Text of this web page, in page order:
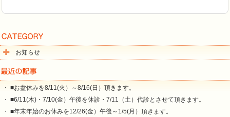
お知らせ
・ ■お盆休みを8/11(火）～8/16(日）頂きます。
・ ■6/11(木)・7/10(金）午後を休診・7/11（土）代診とさせて頂きます。
・ ■年末年始のお休みを12/26(金）午後～1/5(月）頂きます。